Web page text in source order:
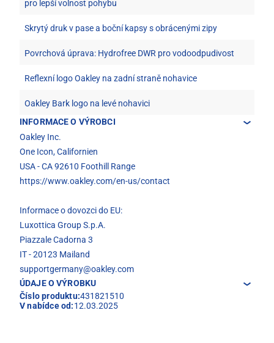
pro lepší volnost pohybu
Skrytý druk v pase a boční kapsy s obrácenými zipy
Povrchová úprava: Hydrofree DWR pro vodoodpudivost
Reflexní logo Oakley na zadní straně nohavice
Oakley Bark logo na levé nohavici
INFORMACE O VÝROBCI
Oakley Inc.
One Icon, Californien
USA - CA 92610 Foothill Range
https://www.oakley.com/en-us/contact
Informace o dovozci do EU:
Luxottica Group S.p.A.
Piazzale Cadorna 3
IT - 20123 Mailand
supportgermany@oakley.com
ÚDAJE O VÝROBKU
Číslo produktu:431821510
V nabídce od:12.03.2025